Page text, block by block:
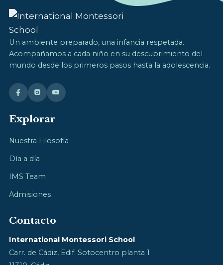
Un ambiente preparado, una infancia respetada.
Acompañamos a cada niño en su descubrimiento del
mundo desde los primeros pasos hasta la adolescencia.
Explorar
Nuestra Filosofía
Día a día
IMS Team
Admisiones
Contacto
International Montessori School
Carr. de Cádiz, Edif. Sotocentro planta 1